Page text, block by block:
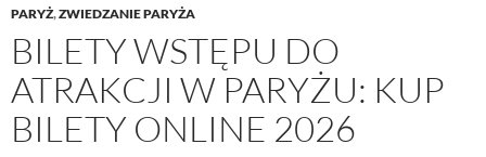
PARYŻ,ZWIEDZANIE PARYŻA
BILETY WSTĘPU DO
ATRAKCJI W PARYŻU: KUP
BILETY ONLINE 2026